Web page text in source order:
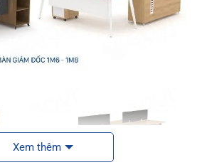
Xem thêm